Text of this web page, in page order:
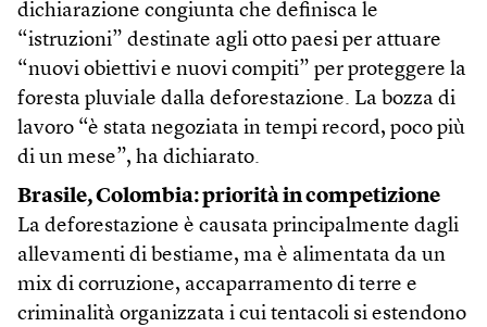
dichiarazione congiunta che definisca le
“istruzioni” destinate agli otto paesi per attuare
“nuovi obiettivi e nuovi compiti” per proteggere la
foresta pluviale dalla deforestazione. La bozza di
lavoro “è stata negoziata in tempi record, poco più
di un mese”, ha dichiarato.
Brasile, Colombia: priorità in competizione
La deforestazione è causata principalmente dagli
allevamenti di bestiame, ma è alimentata da un
mix di corruzione, accaparramento di terre e
criminalità organizzata i cui tentacoli si estendono